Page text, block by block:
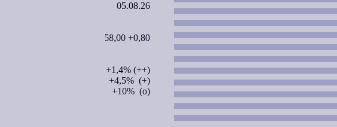
05.08.26
58,00 +0,80
+1,4% (++)
+4,5% (+)
+10% (o)